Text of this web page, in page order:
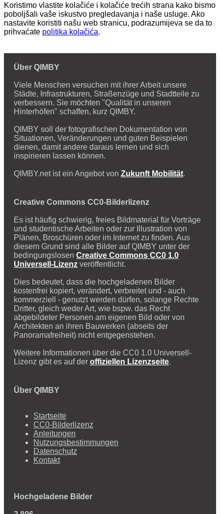
Koristimo vlastite kolačiće i kolačiće trećih strana kako bismo
poboljšali vaše iskustvo pregledavanja i naše usluge. Ako
nastavite koristiti našu web stranicu, podrazumijeva se da to
prihvaćate politika kolačića.
Über QIMBY
Viele Menschen versuchen mit ihrer Arbeit unsere
Städte, Infrastrukturen, Straßenzüge und Stadtteile zu
verbessern. Sie möchten "Qualität in unseren
Hinterhöfen" schaffen, kurz QIMBY.
QIMBY soll der fotografischen Dokumentation von
Situationen, Veränderungen und guten Beispielen
dienen, damit andere daraus lernen und sich
inspirieren lassen können.
QIMBY.net ist ein Angebot von Zukunft Mobilität.
Creative Commons CC0-Bilderlizenz
Es ist häufig schwierig, freies Bildmaterial für Vorträge
und studentische Arbeiten oder zur Illustration von
Plänen, Broschüren oder im Internet zu finden. Aus
diesem Grund sind alle Bilder auf QIMBY unter der
bedingungslosen Creative Commons CC0 1.0
Universell-Lizenz veröffentlicht.
Dies bedeutet, dass die hochgeladenen Bilder
kostenfrei kopiert, verändert, verbreitet und - auch
kommerziell - genutzt werden dürfen, solange Rechte
Dritter, gleich weder Art, wie bspw. das Recht
abgebildeter Personen am eigenen Bild oder von
Architekten an ihren Bauwerken (abseits der
Panoramafreiheit) nicht entgegenstehen.
Weitere Informationen über die CC0 1.0 Universell-
Lizenz gibt es auf der offiziellen Lizenzseite.
Über QIMBY
Startseite
CC0-Bilderlizenz
Anleitungen
Nutzungsbestimmungen
Datenschutz
Kontakt
Hochgeladene Bilder